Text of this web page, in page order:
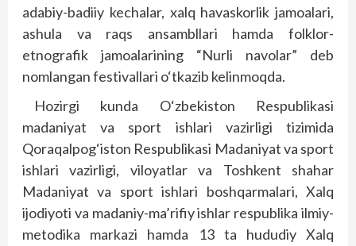
adabiy-badiiy kechalar, xalq havaskorlik jamoalari,
ashula va raqs ansambllari hamda folklor-
etnografik jamoalarining “Nurli navolar” deb
nomlangan festivallari o‘tkazib kelinmoqda.
Hozirgi kunda O‘zbekiston Respublikasi
madaniyat va sport ishlari vazirligi tizimida
Qoraqalpog‘iston Respublikasi Madaniyat va sport
ishlari vazirligi, viloyatlar va Toshkent shahar
Madaniyat va sport ishlari boshqarmalari, Xalq
ijodiyoti va madaniy-ma’rifiy ishlar respublika ilmiy-
metodika markazi hamda 13 ta hududiy Xalq